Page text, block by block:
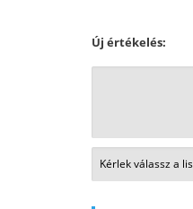
Új értékelés: